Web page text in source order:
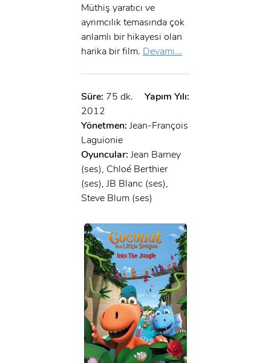
Müthiş yaratıcı ve
ayrımcılık temasında çok
anlamlı bir hikayesi olan
harika bir film. Devamı...
Süre: 75 dk.
Yapım Yılı:
2012
Yönetmen: Jean-François
Laguionie
Oyuncular: Jean Barney
(ses), Chloé Berthier
(ses), JB Blanc (ses),
Steve Blum (ses)